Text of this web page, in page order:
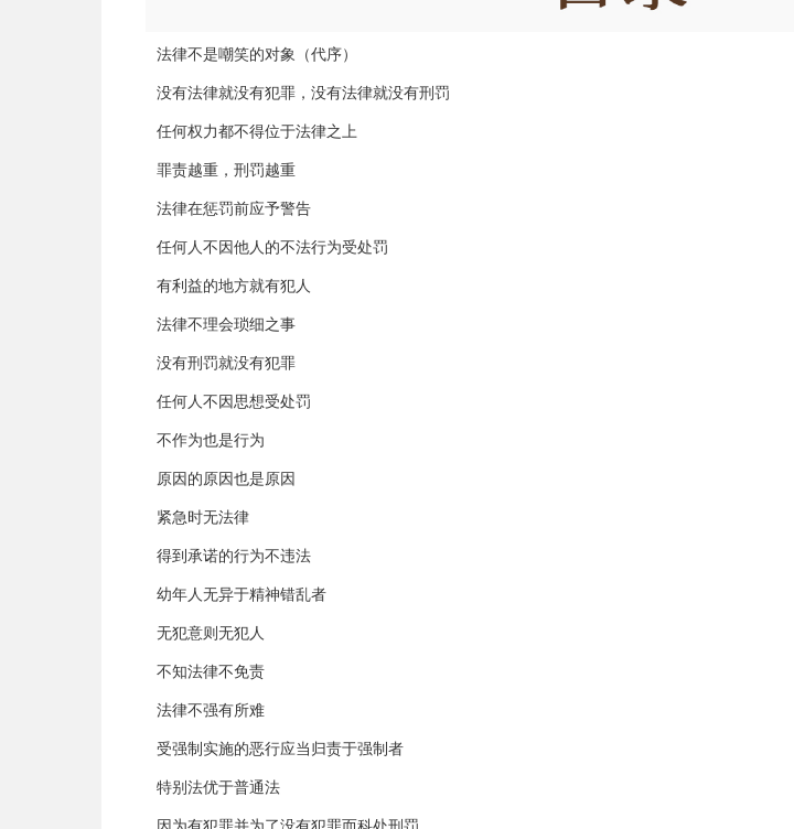
法律不是嘲笑的对象（代序）
没有法律就没有犯罪，没有法律就没有刑罚
任何权力都不得位于法律之上
罪责越重，刑罚越重
法律在惩罚前应予警告
任何人不因他人的不法行为受处罚
有利益的地方就有犯人
法律不理会琐细之事
没有刑罚就没有犯罪
任何人不因思想受处罚
不作为也是行为
原因的原因也是原因
紧急时无法律
得到承诺的行为不违法
幼年人无异于精神错乱者
无犯意则无犯人
不知法律不免责
法律不强有所难
受强制实施的恶行应当归责于强制者
特别法优于普通法
因为有犯罪并为了没有犯罪而科处刑罚